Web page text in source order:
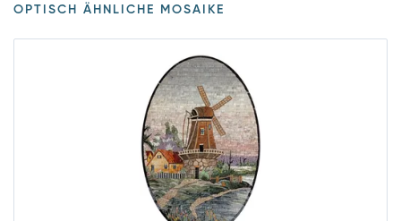
OPTISCH ÄHNLICHE MOSAIKE